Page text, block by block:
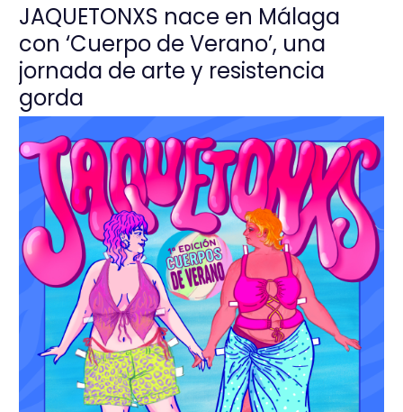
JAQUETONXS nace en Málaga
con ‘Cuerpo de Verano’, una
jornada de arte y resistencia
gorda